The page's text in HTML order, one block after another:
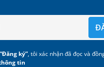
“Đăng ký”, tôi xác nhận đã đọc và
tin